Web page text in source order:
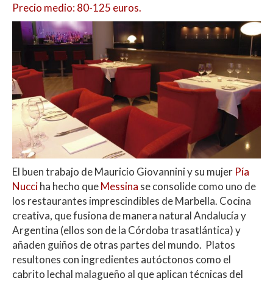
Precio medio: 80-125 euros.
El buen trabajo de Mauricio Giovannini y su mujer Pía
Nucciha hecho queMessina se consolide como uno de
los restaurantes imprescindibles de Marbella. Cocina
creativa, que fusiona de manera natural Andalucía y
Argentina (ellos son de la Córdoba trasatlántica) y
añaden guiños de otras partes del mundo. Platos
resultones con ingredientes autóctonos como el
cabrito lechal malagueño al que aplican técnicas del